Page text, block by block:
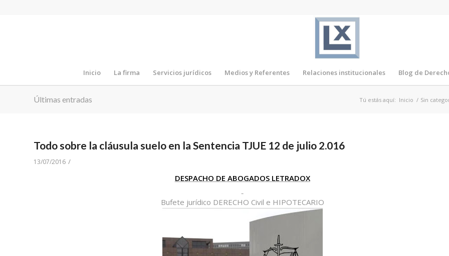
Inicio La firma Servicios jurídicos Medios y Referentes Relaciones institucionales Blog de
Últimas entradas Tú estás aquí: Inicio / Sin
Todo sobre la cláusula suelo en la Sentencia TJUE 12 de julio 2.016
13/07/2016 /
DESPACHO DE ABOGADOS LETRADOX
Bufete jurídico DERECHO Civil e HIPOTECARIO